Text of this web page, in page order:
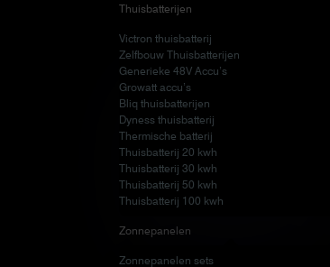
Thuisbatterijen
Victron thuisbatterij
Zelfbouw Thuisbatterijen
Generieke 48V Accu’s
Growatt accu’s
Bliq thuisbatterijen
Dyness thuisbatterij
Thermische batterij
Thuisbatterij 20 kwh
Thuisbatterij 30 kwh
Thuisbatterij 50 kwh
Thuisbatterij 100 kwh
Zonnepanelen
Zonnepanelen sets